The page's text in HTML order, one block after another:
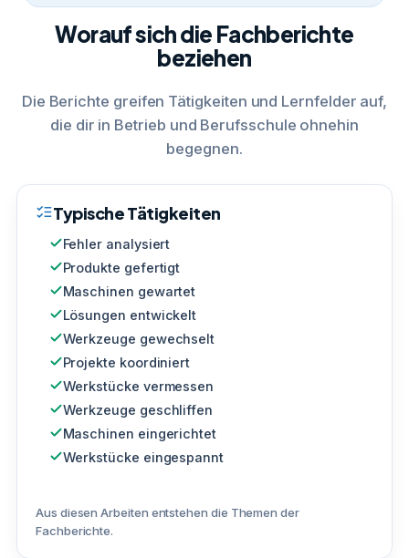
Worauf sich die Fachberichte
beziehen
Die Berichte greifen Tätigkeiten und Lernfelder auf,
die dir in Betrieb und Berufsschule ohnehin
begegnen.
Typische Tätigkeiten
Fehler analysiert
Produkte gefertigt
Maschinen gewartet
Lösungen entwickelt
Werkzeuge gewechselt
Projekte koordiniert
Werkstücke vermessen
Werkzeuge geschliffen
Maschinen eingerichtet
Werkstücke eingespannt
Aus diesen Arbeiten entstehen die Themen der
Fachberichte.